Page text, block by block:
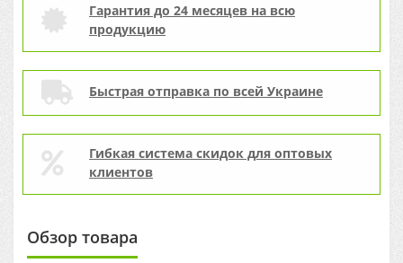
Гарантия до 24 месяцев на всю
продукцию
Быстрая отправка по всей Украине
Гибкая система скидок для оптовых
клиентов
Обзор товара